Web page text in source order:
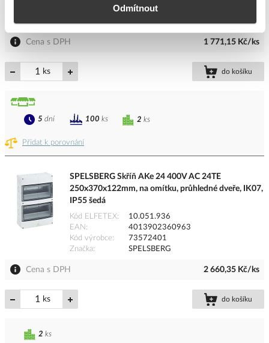
Odmítnout
73541201
Cena s DPH 1 771,15 Kč/ks
ks do košíku
Přidat k porovnání
2 ks
5 dní 100 ks
SPELSBERG Skříň AKe 24 400V AC 24TE
250x370x122mm, na omítku, průhledné dveře, IK07,
IP55 šedá
Kód ELFETEX
10.051.936
EAN
4013902360963
Kód výrobce
73572401
Značka
SPELSBERG
Cena s DPH 2 660,35 Kč/ks
ks do košíku
2 ks